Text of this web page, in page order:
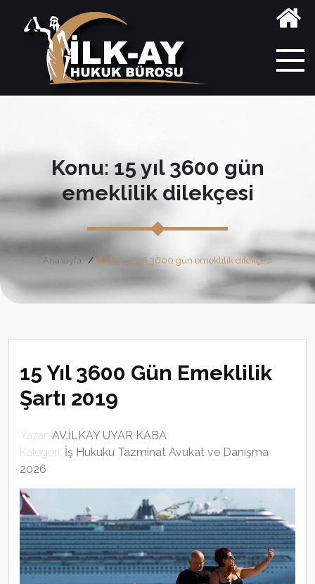
Konu: 15 yıl 3600 gün
emeklilik dilekçesi
Anasayfa Etiket: 15 yıl 3600 gün emeklilik dilekçesi
15 Yıl 3600 Gün Emeklilik
Şartı 2019
Yazar: AV.İLKAY UYAR KABA
Kategori: İş Hukuku Tazminat Avukat ve Danışma
2026